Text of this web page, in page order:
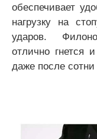
обеспечивает
нагрузку на
ударов.
отлично гнется
даже после сотни